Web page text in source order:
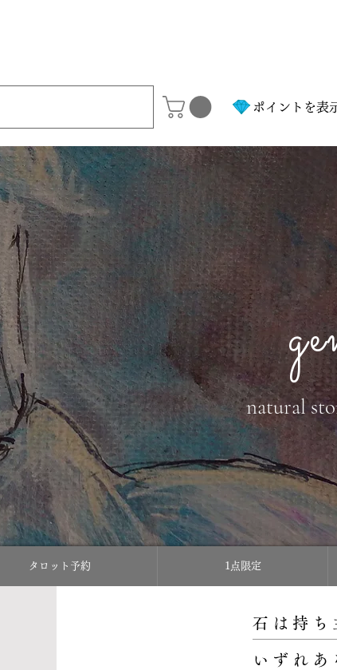
ポイントを表
natural
タロット予約 1点限定
石は持ち
いずれあ